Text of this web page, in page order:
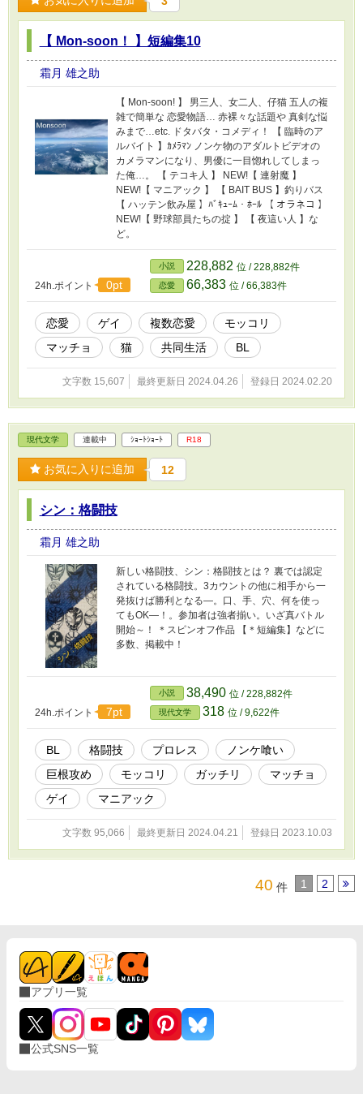
【 Mon-soon！ 】短編集10
霜月 雄之助
【 Mon-soon! 】 男三人、女二人、仔猫 五人の複
雑で簡単な 恋愛物語… 赤裸々な話題や 真剣な悩
みまで…etc. ドタバタ・コメディ！ 【 臨時のア
ルバイト 】ｶﾒﾗﾏﾝ ノンケ物のアダルトビデオの
カメラマンになり、男優に一目惚れしてしまっ
た俺…。 【 テコキ人 】 NEW!【 連射魔 】
NEW!【 マニアック 】 【 BAIT BUS 】釣りバス
【 ハッテン飲み屋 】ﾊﾞｷｭｰﾑ・ﾎｰﾙ 【 オラネコ 】
NEW!【 野球部員たちの掟 】 【 夜這い人 】な
ど。
24h.ポイント 0pt
小説 228,882 位 / 228,882件
恋愛 66,383 位 / 66,383件
恋愛 ゲイ 複数恋愛
モッコリ
マッチョ
猫 共同生活 BL
文字数 15,607 最終更新日 2024.04.26 登録日 2024.02.20
現代文学 連載中 ｼｮｰﾄｼｮｰﾄ R18
お気に入りに追加 12
シン：格闘技
霜月 雄之助
新しい格闘技、シン：格闘技とは？ 裏では認定
されている格闘技。3カウントの他に相手から一
発抜けば勝利となる―。口、手、穴、何を使っ
てもOK―！。参加者は強者揃い。いざ真バトル
開始～！ ＊スピンオフ作品 【＊短編集】などに
多数、掲載中！
24h.ポイント 7pt
小説 38,490 位 / 228,882件
現代文学 318 位 / 9,622件
BL 格闘技 プロレス
ノンケ喰い
巨根攻め
モッコリ ガッチリ
マッチョ
ゲイ
マニアック
文字数 95,066 最終更新日 2024.04.21 登録日 2023.10.03
40 件 1 2
アプリ一覧
公式SNS一覧